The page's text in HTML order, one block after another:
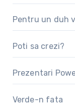
Pentru un duh
Poti sa crezi?
Prezentari
Verde-n fata